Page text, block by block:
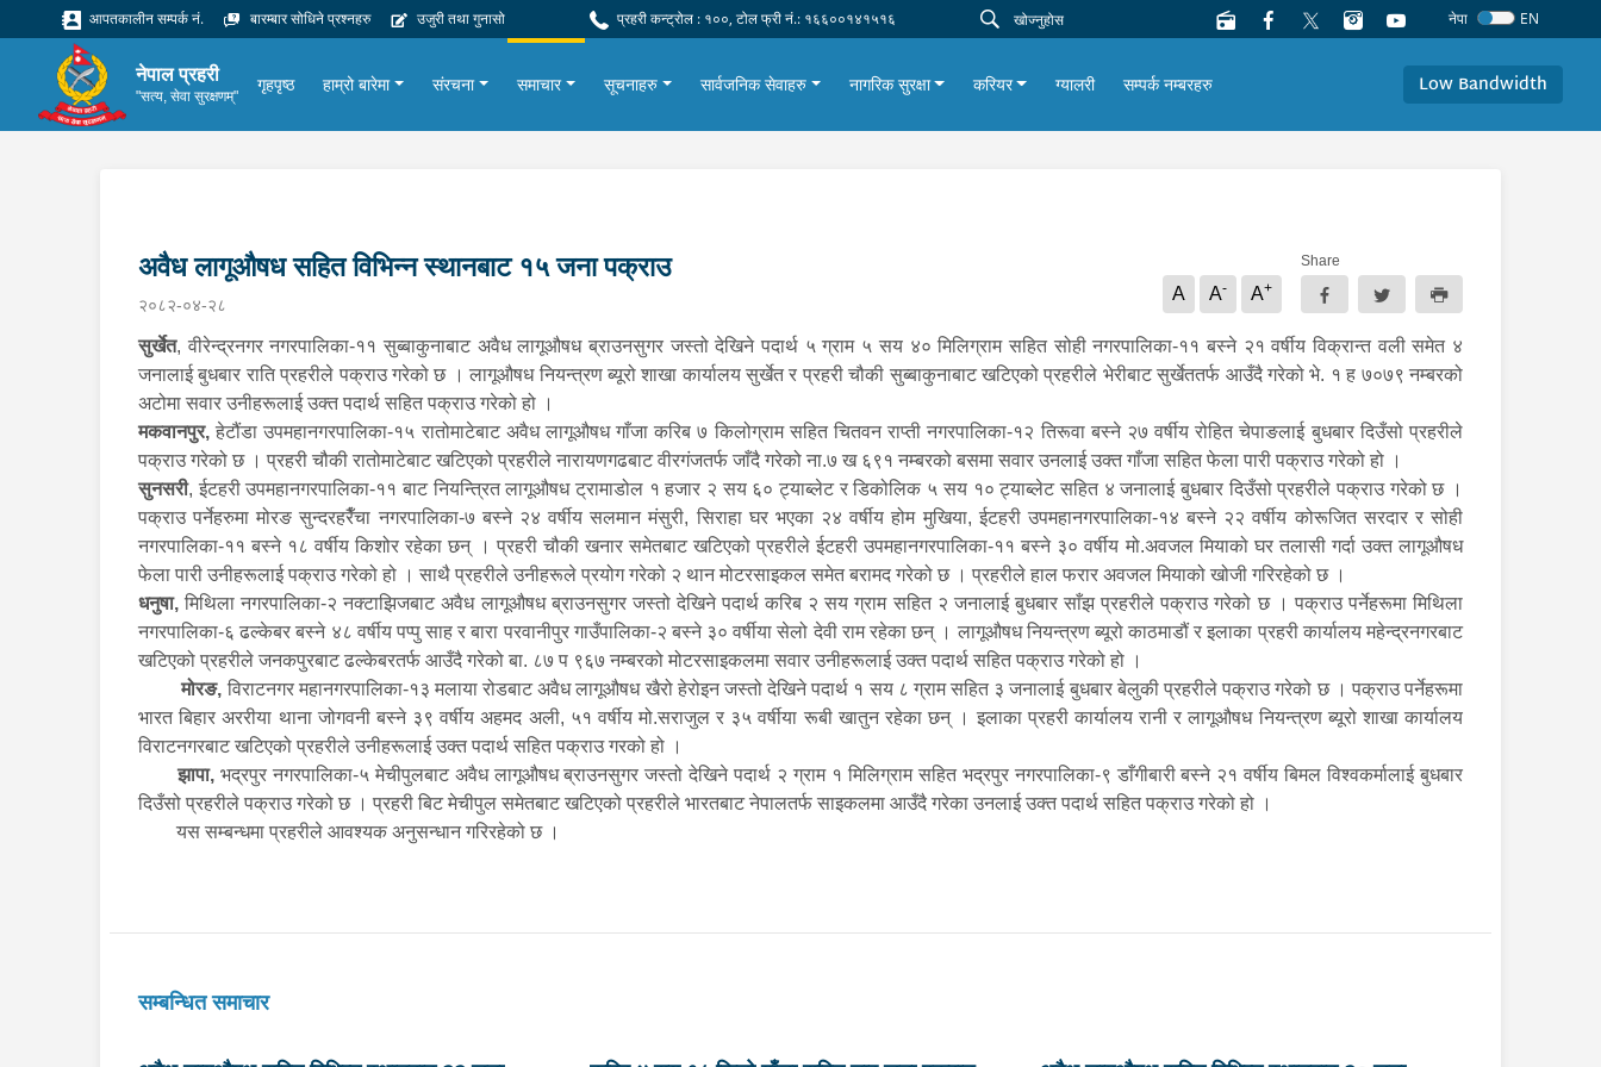
आपतकालीन सम्पर्क नं. बारम्बार सोधिने प्रश्नहरु उजुरी तथा गुनासो प्रहरी कन्ट्रोल : १००, टोल फ्री नं.: १६६००१४१५१६ नेपा EN
नेपाल प्रहरी
"सत्य, सेवा सुरक्षणम्"
गृहपृष्ठ हाम्रो बारेमा संरचना समाचार सूचनाहरु सार्वजनिक सेवाहरु नागरिक सुरक्षा करियर ग्यालरी सम्पर्क नम्बरहरु Low Bandwidth
अवैध लागूऔषध सहित विभिन्न स्थानबाट १५ जना पक्राउ
२०८२-०४-२८
A A- A+
Share
सुर्खेत, वीरेन्द्रनगर नगरपालिका-११ सुब्बाकुनाबाट अवैध लागूऔषध ब्राउनसुगर जस्तो देखिने पदार्थ ५ ग्राम ५ सय ४० मिलिग्राम सहित सोही नगरपालिका-११ बस्ने २१ वर्षीय विक्रान्त वली समेत ४
जनालाई बुधबार राति प्रहरीले पक्राउ गरेको छ । लागूऔषध नियन्त्रण ब्यूरो शाखा कार्यालय सुर्खेत र प्रहरी चौकी सुब्बाकुनाबाट खटिएको प्रहरीले भेरीबाट सुर्खेततर्फ आउँदै गरेको भे. १ ह ७०७९ नम्बरको
अटोमा सवार उनीहरूलाई उक्त पदार्थ सहित पक्राउ गरेको हो ।
मकवानपुर, हेटौंडा उपमहानगरपालिका-१५ रातोमाटेबाट अवैध लागूऔषध गाँजा करिब ७ किलोग्राम सहित चितवन राप्ती नगरपालिका-१२ तिरूवा बस्ने २७ वर्षीय रोहित चेपाङलाई बुधबार दिउँसो प्रहरीले
पक्राउ गरेको छ । प्रहरी चौकी रातोमाटेबाट खटिएको प्रहरीले नारायणगढबाट वीरगंजतर्फ जाँदै गरेको ना.७ ख ६९१ नम्बरको बसमा सवार उनलाई उक्त गाँजा सहित फेला पारी पक्राउ गरेको हो ।
सुनसरी, ईटहरी उपमहानगरपालिका-११ बाट नियन्त्रित लागूऔषध ट्रामाडोल १ हजार २ सय ६० ट्याब्लेट र डिकोलिक ५ सय १० ट्याब्लेट सहित ४ जनालाई बुधबार दिउँसो प्रहरीले पक्राउ गरेको छ ।
पक्राउ पर्नेहरुमा मोरङ सुन्दरहरैँचा नगरपालिका-७ बस्ने २४ वर्षीय सलमान मंसुरी, सिराहा घर भएका २४ वर्षीय होम मुखिया, ईटहरी उपमहानगरपालिका-१४ बस्ने २२ वर्षीय कोरूजित सरदार र सोही
नगरपालिका-११ बस्ने १८ वर्षीय किशोर रहेका छन् । प्रहरी चौकी खनार समेतबाट खटिएको प्रहरीले ईटहरी उपमहानगरपालिका-११ बस्ने ३० वर्षीय मो.अवजल मियाको घर तलासी गर्दा उक्त लागूऔषध
फेला पारी उनीहरूलाई पक्राउ गरेको हो । साथै प्रहरीले उनीहरूले प्रयोग गरेको २ थान मोटरसाइकल समेत बरामद गरेको छ । प्रहरीले हाल फरार अवजल मियाको खोजी गरिरहेको छ ।
धनुषा, मिथिला नगरपालिका-२ नक्टाझिजबाट अवैध लागूऔषध ब्राउनसुगर जस्तो देखिने पदार्थ करिब २ सय ग्राम सहित २ जनालाई बुधबार साँझ प्रहरीले पक्राउ गरेको छ । पक्राउ पर्नेहरूमा मिथिला
नगरपालिका-६ ढल्केबर बस्ने ४८ वर्षीय पप्पु साह र बारा परवानीपुर गाउँपालिका-२ बस्ने ३० वर्षीया सेलो देवी राम रहेका छन् । लागूऔषध नियन्त्रण ब्यूरो काठमाडौं र इलाका प्रहरी कार्यालय महेन्द्रनगरबाट
खटिएको प्रहरीले जनकपुरबाट ढल्केबरतर्फ आउँदै गरेको बा. ८७ प ९६७ नम्बरको मोटरसाइकलमा सवार उनीहरूलाई उक्त पदार्थ सहित पक्राउ गरेको हो ।
मोरङ, विराटनगर महानगरपालिका-१३ मलाया रोडबाट अवैध लागूऔषध खैरो हेरोइन जस्तो देखिने पदार्थ १ सय ८ ग्राम सहित ३ जनालाई बुधबार बेलुकी प्रहरीले पक्राउ गरेको छ । पक्राउ पर्नेहरूमा
भारत बिहार अररीया थाना जोगवनी बस्ने ३९ वर्षीय अहमद अली, ५१ वर्षीय मो.सराजुल र ३५ वर्षीया रूबी खातुन रहेका छन् । इलाका प्रहरी कार्यालय रानी र लागूऔषध नियन्त्रण ब्यूरो शाखा कार्यालय
विराटनगरबाट खटिएको प्रहरीले उनीहरूलाई उक्त पदार्थ सहित पक्राउ गरको हो ।
झापा, भद्रपुर नगरपालिका-५ मेचीपुलबाट अवैध लागूऔषध ब्राउनसुगर जस्तो देखिने पदार्थ २ ग्राम १ मिलिग्राम सहित भद्रपुर नगरपालिका-९ डाँगीबारी बस्ने २१ वर्षीय बिमल विश्वकर्मालाई बुधबार
दिउँसो प्रहरीले पक्राउ गरेको छ । प्रहरी बिट मेचीपुल समेतबाट खटिएको प्रहरीले भारतबाट नेपालतर्फ साइकलमा आउँदै गरेका उनलाई उक्त पदार्थ सहित पक्राउ गरेको हो ।
यस सम्बन्धमा प्रहरीले आवश्यक अनुसन्धान गरिरहेको छ ।
सम्बन्धित समाचार